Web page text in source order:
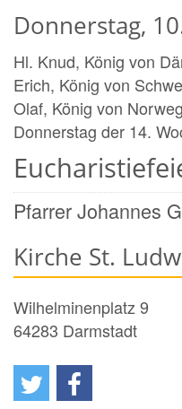
Donnerstag,
Hl. Knud, König von
Erich, König von
Olaf, König von
Donnerstag der 14.
Pfarrer Johannes
Kirche St.
Wilhelminenplatz 9
64283 Darmstadt